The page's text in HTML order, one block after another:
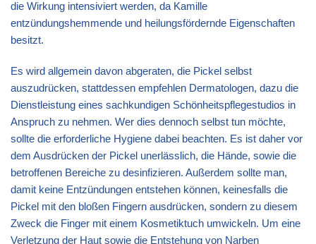
die Wirkung intensiviert werden, da Kamille
entzündungshemmende und heilungsfördernde Eigenschaften
besitzt.
Es wird allgemein davon abgeraten, die Pickel selbst
auszudrücken, stattdessen empfehlen Dermatologen, dazu die
Dienstleistung eines sachkundigen Schönheitspflegestudios in
Anspruch zu nehmen. Wer dies dennoch selbst tun möchte,
sollte die erforderliche Hygiene dabei beachten. Es ist daher vor
dem Ausdrücken der Pickel unerlässlich, die Hände, sowie die
betroffenen Bereiche zu desinfizieren. Außerdem sollte man,
damit keine Entzündungen entstehen können, keinesfalls die
Pickel mit den bloßen Fingern ausdrücken, sondern zu diesem
Zweck die Finger mit einem Kosmetiktuch umwickeln. Um eine
Verletzung der Haut sowie die Entstehung von Narben